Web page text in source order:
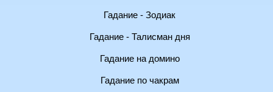
Гадание - Зодиак
Гадание - Талисман дня
Гадание на домино
Гадание по чакрам